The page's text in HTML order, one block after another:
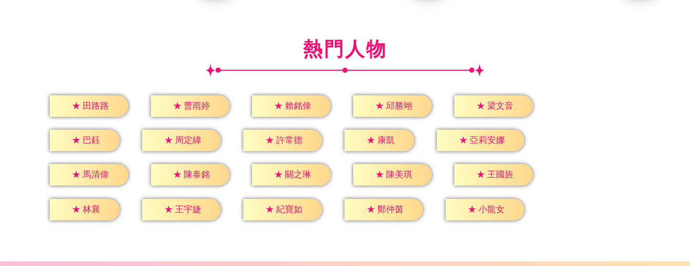
熱門人物
★ 田路路 ★ 曹雨婷 ★ 賴銘偉 ★ 邱勝翊 ★ 梁文音
★ 巴鈺 ★ 周定緯 ★ 許常德 ★ 康凱 ★ 亞莉安娜
★ 馬清偉 ★ 陳泰銘 ★ 關之琳 ★ 陳美琪 ★ 王國旌
★ 林襄 ★ 王宇婕 ★ 紀寶如 ★ 鄭仲茵 ★ 小龍女